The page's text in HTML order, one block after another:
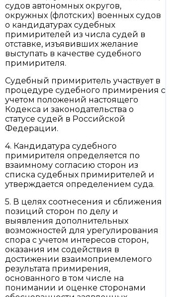
судов автономных округов,
окружных (флотских) военных судов
о кандидатурах судебных
примирителей из числа судей в
отставке, изъявивших желание
выступать в качестве судебного
примирителя.
Судебный примиритель участвует в
процедуре судебного примирения с
учетом положений настоящего
Кодекса и законодательства о
статусе судей в Российской
Федерации.
4. Кандидатура судебного
примирителя определяется по
взаимному согласию сторон из
списка судебных примирителей и
утверждается определением суда.
5. В целях соотнесения и сближения
позиций сторон по делу и
выявления дополнительных
возможностей для урегулирования
спора с учетом интересов сторон,
оказания им содействия в
достижении взаимоприемлемого
результата примирения,
основанного в том числе на
понимании и оценке сторонами